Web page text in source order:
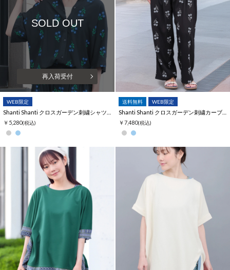
SOLD OUT
再入荷受付
WEB限定
￥5,280(税込)
送料無料 WEB限定
￥7,480(税込)